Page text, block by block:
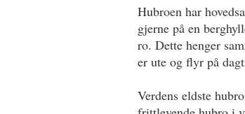
Hubroen har
gjerne på en
ro. Dette henger
er ute og flyr på
Verdens eldste